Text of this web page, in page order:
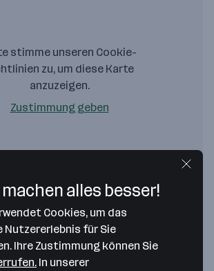
stimme unseren Cookie-
zu, um diese Karte
anzuzeigen.
Zustimmung geben
Atlantic Brands
Am Heumarkt 10
Wien— Route berechnen
alles besser!
Cookies, um das
für Sie
Ihre Zustimmung können Sie
In unserer